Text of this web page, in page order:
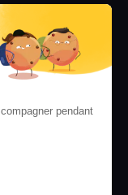
pendant
!
Play